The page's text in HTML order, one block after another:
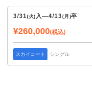
3/31(火)入—4/13(月)卒
¥260,000(税込)
スカイコート シングル